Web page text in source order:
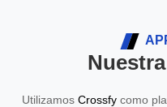
Utilizamos Crossfycomo